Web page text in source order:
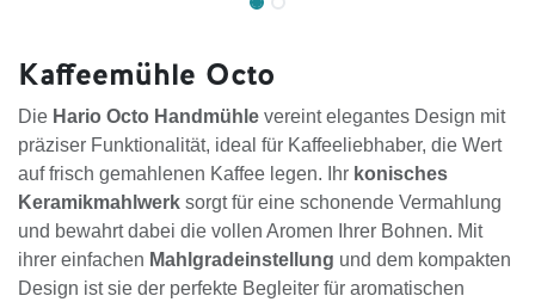
Kaffeemühle Octo
Die Hario Octo Handmühle vereint elegantes Design mit
präziser Funktionalität, ideal für Kaffeeliebhaber, die Wert
auf frisch gemahlenen Kaffee legen. Ihr konisches
Keramikmahlwerk sorgt für eine schonende Vermahlung
und bewahrt dabei die vollen Aromen Ihrer Bohnen. Mit
ihrer einfachen Mahlgradeinstellung und dem kompakten
Design ist sie der perfekte Begleiter für aromatischen